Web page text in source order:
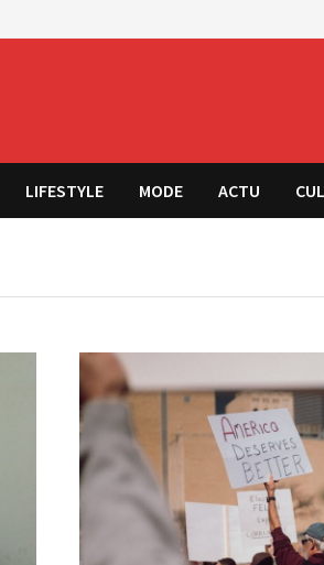
LIFESTYLE MODE ACTU